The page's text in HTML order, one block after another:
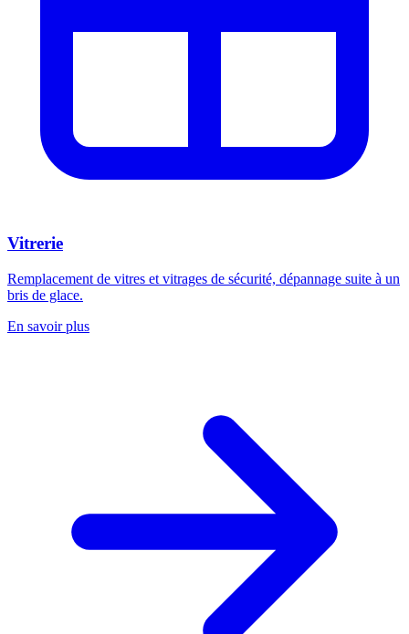
Vitrerie
Remplacement de vitres et vitrages de sécurité, dépannage suite à un
bris de glace.
En savoir plus